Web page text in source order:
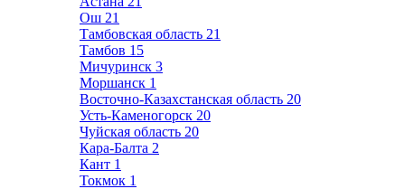
Ош 21
Тамбовская область 21
Тамбов 15
Мичуринск 3
Моршанск 1
Восточно-Казахстанская область 20
Усть-Каменогорск 20
Чуйская область 20
Кара-Балта 2
Кант 1
Токмок 1